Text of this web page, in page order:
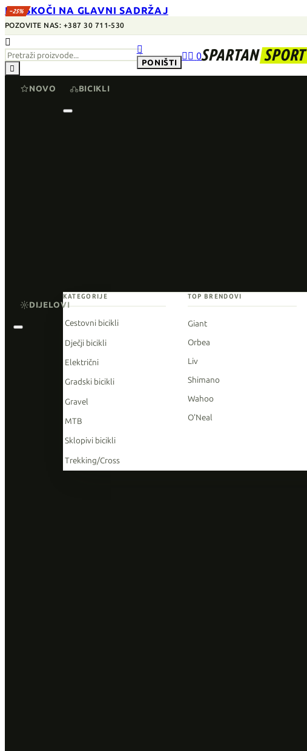
PRESKOČI NA GLAVNI SADRŽAJ
POZOVITE NAS: +387 30 711-530
SPARTAN SPORT



PONIŠTI
 0
NOVO BICIKLI
KATEGORIJE
Cestovni bicikli
Dječji bicikli
Električni
Gradski bicikli
Gravel
MTB
Sklopivi bicikli
Trekking/Cross
TOP BRENDOVI
Giant
Orbea
Liv
Shimano
Wahoo
O'Neal
DIJELOVI
−25%